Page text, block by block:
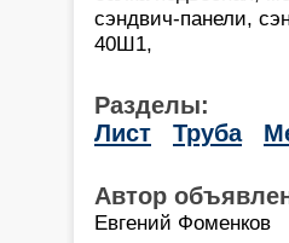
сэндвич-панели,
40Ш1,
Разделы:
Лист
Труба
Автор
Евгений Фоменков